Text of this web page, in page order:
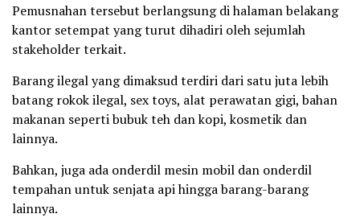
Pemusnahan tersebut berlangsung di halaman belakang
kantor setempat yang turut dihadiri oleh sejumlah
stakeholder terkait.
Barang ilegal yang dimaksud terdiri dari satu juta lebih
batang rokok ilegal, sex toys, alat perawatan gigi, bahan
makanan seperti bubuk teh dan kopi, kosmetik dan
lainnya.
Bahkan, juga ada onderdil mesin mobil dan onderdil
tempahan untuk senjata api hingga barang-barang
lainnya.